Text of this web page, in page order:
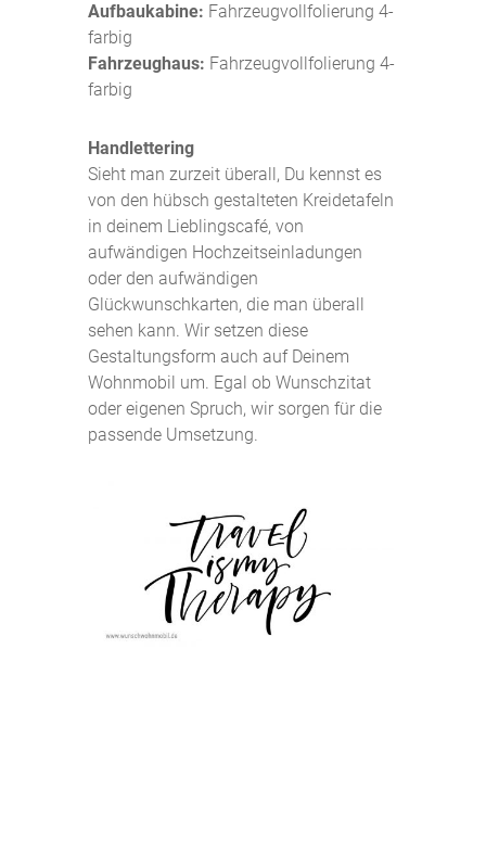
Aufbaukabine: Fahrzeugvollfolierung 4-
farbig
Fahrzeughaus: Fahrzeugvollfolierung 4-
farbig
Handlettering
Sieht man zurzeit überall, Du kennst es
von den hübsch gestalteten Kreidetafeln
in deinem Lieblingscafé, von
aufwändigen Hochzeitseinladungen
oder den aufwändigen
Glückwunschkarten, die man überall
sehen kann. Wir setzen diese
Gestaltungsform auch auf Deinem
Wohnmobil um. Egal ob Wunschzitat
oder eigenen Spruch, wir sorgen für die
passende Umsetzung.